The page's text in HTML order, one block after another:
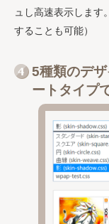
ュし高速表示します
することも可能）
5種類のデ
ートタイプ